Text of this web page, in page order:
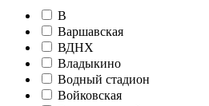
В
Варшавская
ВДНХ
Владыкино
Водный стадион
Войковская